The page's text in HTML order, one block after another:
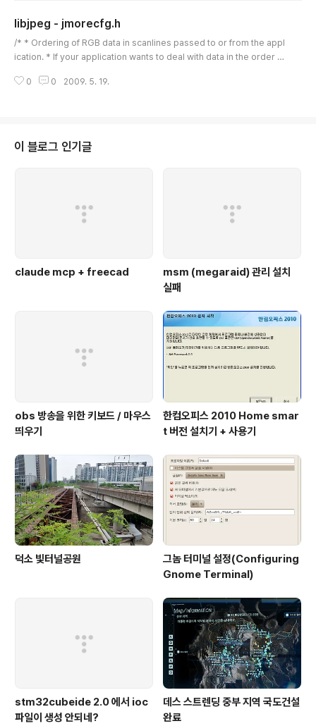
62 # The linker used to build libraries. 263 LD=$(CROSS)-ld 264
#LD=..
libjpeg - jmorecfg.h
/* * Ordering of RGB data in scanlines passed to or from the appl
ication. * If your application wants to deal with data in the order B,
such as R,G,B,X * (one extra byte per pixel) by changing RGB_PIX
0 0 2009. 5. 19.
이 블로그 인기글
claude mcp + freecad
msm (megaraid) 관리 설치
실패
obs 방송을 위한 키보드 / 마우스
띄우기
한컴오피스 2010 Home smar
t 버전 설치기 + 사용기
덕소 빛터널공원
그놈 터미널 설정(Configuring
Gnome Terminal)
stm32cubeide 2.0 에서 ioc
파일이 생성 안되네?
데스 스트렌딩 중부 지역 국도건설
완료